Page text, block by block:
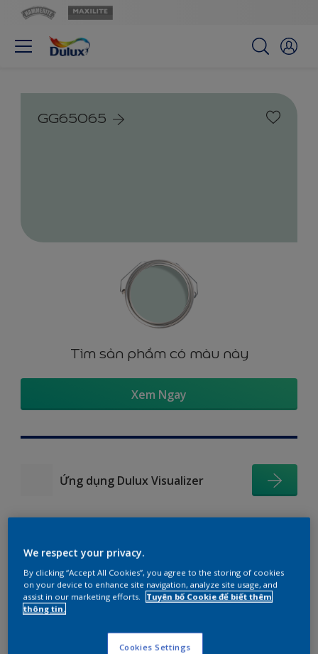
GG65065
Tìm sản phẩm có màu này
Xem Ngay
Ứng dụng Dulux Visualizer
Gợi ý phối màu
We respect your privacy.
By clicking “Accept All Cookies”, you agree to the storing of cookies
on your device to enhance site navigation, analyze site usage, and
assist in our marketing efforts.
Tuyên bố Cookie để biết thêm
thông tin.
Cookies Settings